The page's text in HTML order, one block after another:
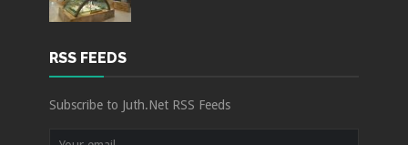
RSS FEEDS
Subscribe to Juth.Net RSS Feeds